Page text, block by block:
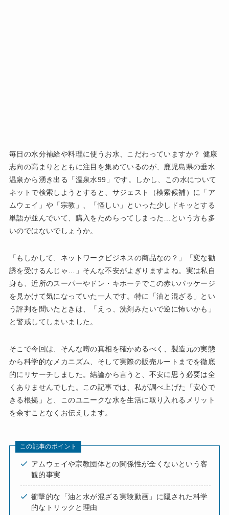
毎日の水分補給や料理に使うお水、こだわっていますか？ 健康
志向の高まりとともに注目を集めているのが、鹿児島県の垂水
温泉から湧き出る「温泉水99」です。しかし、この水について
ネットで検索しようとすると、サジェスト（検索候補）に「ア
ムウェイ」や「宗教」、「怪しい」といった少しドキッとする
単語が並んでいて、購入をためらってしまった…という方も多
いのではないでしょうか。
「もしかして、ネットワークビジネスの商品なの？」「変な勧
誘を受けるんじゃ…」そんな不安がよぎりますよね。実は私自
身も、近所のスーパーやドン・キホーテでこの赤いパッケージ
を見かけて気になっていた一人です。特に「油と混ざる」とい
う評判を聞いたときは、「えっ、洗剤みたいで逆に怖いかも」
と警戒してしまいました。
そこで今回は、そんな噂の真相を確かめるべく、製造元の実態
から科学的なメカニズム、そして実際の販売ルートまでを徹底
的にリサーチしました。結論から言うと、不安に思う必要は全
くありませんでした。この記事では、私が調べ上げた「安心で
きる根拠」と、このユニークな水を生活に取り入れるメリット
を余すことなくお伝えします。
この記事のポイント
アムウェイや宗教団体との関係性が全くないという客
観的事実
衝撃的な「油と水が混ざる実験動画」に隠された科学
的なトリックと理由